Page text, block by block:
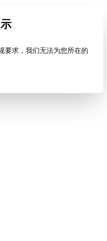
要求，我们无法为您所在的